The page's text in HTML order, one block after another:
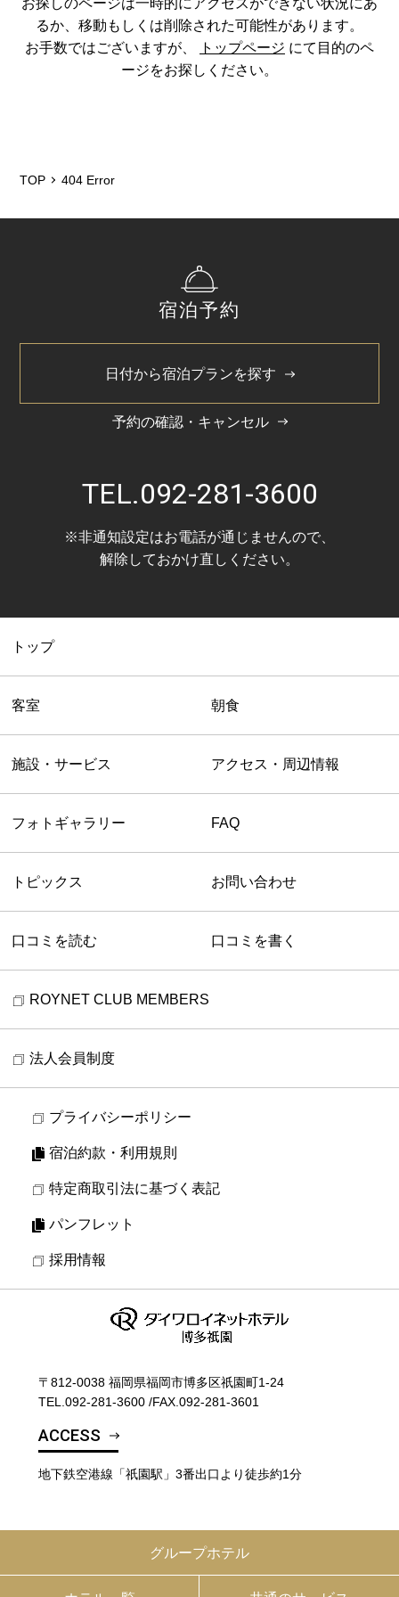
るか、移動もしくは削除された可能性があります。
お手数ではございますが、
トップページ にて目的のペ
ージをお探しください。
TOP 404 Error
宿泊予約
日付から宿泊プランを探す
予約の確認・キャンセル
TEL.092-281-3600
※非通知設定はお電話が通じませんので、
解除しておかけ直しください。
トップ
客室 朝食
施設・サービス アクセス・周辺情報
フォトギャラリー FAQ
トピックス お問い合わせ
口コミを読む 口コミを書く
ROYNET CLUB MEMBERS
法人会員制度
プライバシーポリシー
宿泊約款・利用規則
特定商取引法に基づく表記
パンフレット
採用情報
〒812-0038 福岡県福岡市博多区祇園町1-24
TEL. 092-281-3600 /FAX.092-281-3601
ACCESS
地下鉄空港線「祇園駅」3番出口より徒歩約1分
グループホテル